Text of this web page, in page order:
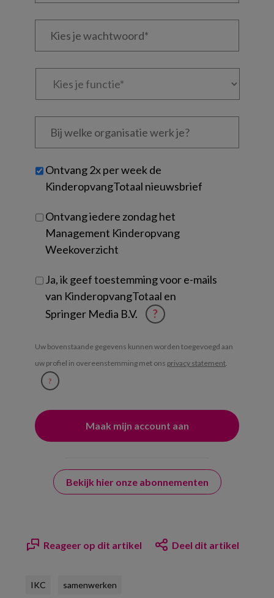
Kies
Kies
Bij
welke
je?
Untitled
Ontvang 2x per week de
KinderopvangTotaal nieuwsbrief
Ontvang iedere zondag het
Management Kinderopvang
Weekoverzicht
Ja, ik geef toestemming voor e-mails
van KinderopvangTotaal en
Springer Media B.V.
?
Uw bovenstaande gegevens kunnen worden toegevoegd aan
uw profiel in overeenstemming met ons privacy statement
?
Bekijk hier onze abonnementen
Reageer op dit artikel Deel dit artikel
IKC samenwerken